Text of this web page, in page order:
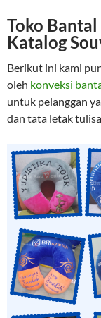
Toko
Katalog
Berikut ini kami
oleh konveksi
untuk pelanggan
dan tata letak